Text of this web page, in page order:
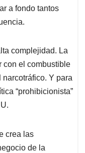
a fondo tantos
complejidad. La
con el combustible
Y para
“prohibicionista”
crea las
de la